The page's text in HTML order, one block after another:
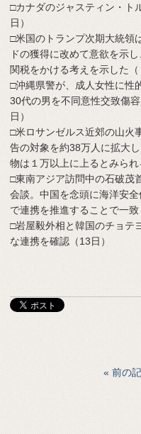
□カナダのジャスティン・ト
日）
□米国のトランプ次期大統領
ドの獲得に改めて意欲を示
関税をかける考えを示した（
□沖縄県警が、成人女性に性
30代の男を不同意性交致傷
日）
□米ロサンゼルス近郊の山火
告の対象を約38万人に拡大
物は１万以上に上るとみられ
□東南アジア訪問中の石破茂
会談。中国を念頭に海洋安
で連携を推進することで一致
□岩屋毅外相と韓国のチョテ
な連携を確認（13日）
前の